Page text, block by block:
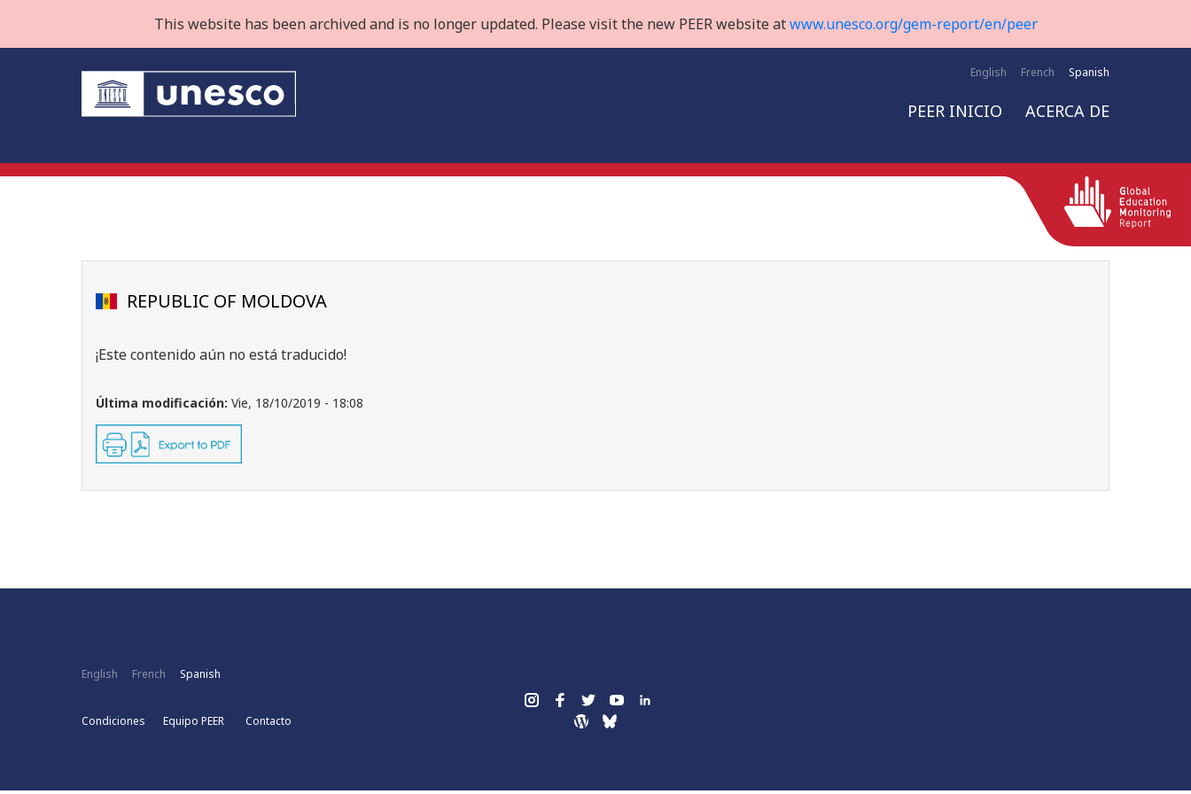
This website has been archived and is no longer updated. Please visit the new PEER website atwww.unesco.org/gem-report/en/peer
English French Spanish
PEER INICIO ACERCA DE
REPUBLIC OF MOLDOVA
¡Este contenido aún no está traducido!
Última modificación: Vie, 18/10/2019 - 18:08
English French Spanish
Condiciones Equipo PEER Contacto